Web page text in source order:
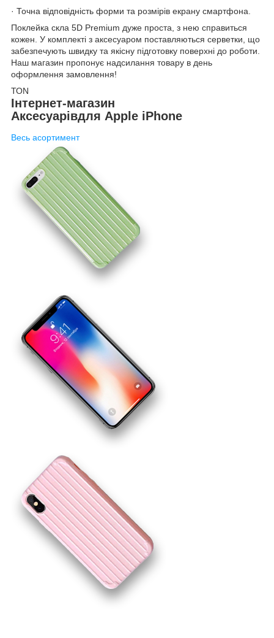
· Точна відповідність форми та розмірів екрану смартфона.
Поклейка скла 5D Premium дуже проста, з нею справиться
кожен. У комплекті з аксесуаром поставляються серветки, що
забезпечують швидку та якісну підготовку поверхні до роботи.
Наш магазин пропонує надсилання товару в день
оформлення замовлення!
ТОN
Інтернет-магазин
Аксесуарівдля Apple iPhone
Весь асортимент